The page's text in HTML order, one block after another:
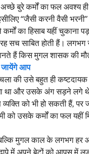
बुरे कर्मों का फल अवश्य
“जैसी करनी वैसी
का हिसाब यहीं चुकाना
सच साबित होती हैं।
हैं किस मुगल शासक की
जायेंगे आप
की उसे बहुत ही
था और उसके अंग सड़ने लगे
को भी हो सकती हैं,
को उसके कर्मों का फल यहीं
मुगल काल के लगभग हर